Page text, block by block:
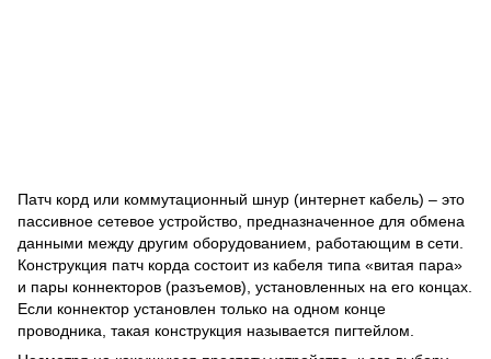
Патч корд или коммутационный шнур (интернет кабель) – это
пассивное сетевое устройство, предназначенное для обмена
данными между другим оборудованием, работающим в сети.
Конструкция патч корда состоит из кабеля типа «витая пара»
и пары коннекторов (разъемов), установленных на его концах.
Если коннектор установлен только на одном конце
проводника, такая конструкция называется пигтейлом